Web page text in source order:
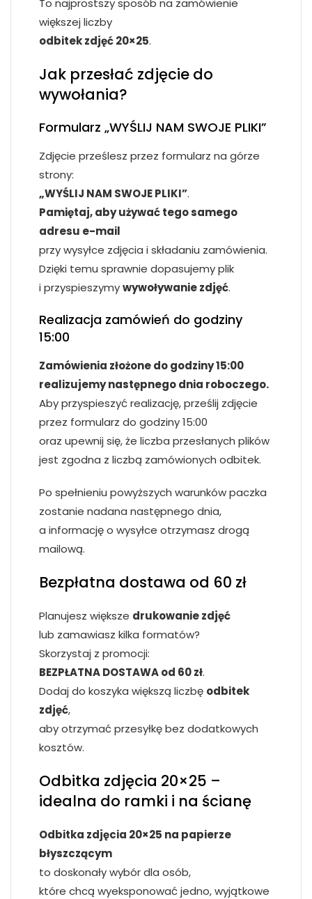
To najprostszy sposób na zamówienie
większej liczby
odbitek zdjęć 20×25.
Jak przesłać zdjęcie do
wywołania?
Formularz „WYŚLIJ NAM SWOJE PLIKI”
Zdjęcie prześlesz przez formularz na górze
strony:
„WYŚLIJ NAM SWOJE PLIKI”.
Pamiętaj, aby używać tego samego
adresu e-mail
przy wysyłce zdjęcia i składaniu zamówienia.
Dzięki temu sprawnie dopasujemy plik
i przyspieszymywywoływanie zdjęć.
Realizacja zamówień do godziny
15:00
Zamówienia złożone do godziny 15:00
realizujemy następnego dnia roboczego.
Aby przyspieszyć realizację, prześlij zdjęcie
przez formularz do godziny 15:00
oraz upewnij się, że liczba przesłanych plików
jest zgodna z liczbą zamówionych odbitek.
Po spełnieniu powyższych warunków paczka
zostanie nadana następnego dnia,
a informację o wysyłce otrzymasz drogą
mailową.
Bezpłatna dostawa od 60 zł
Planujesz większe drukowanie zdjęć
lub zamawiasz kilka formatów?
Skorzystaj z promocji:
BEZPŁATNA DOSTAWA od 60 zł.
Dodaj do koszyka większą liczbę odbitek
zdjęć,
aby otrzymać przesyłkę bez dodatkowych
kosztów.
Odbitka zdjęcia 20×25 –
idealna do ramki i na ścianę
Odbitka zdjęcia 20×25 na papierze
błyszczącym
to doskonały wybór dla osób,
które chcą wyeksponować jedno, wyjątkowe